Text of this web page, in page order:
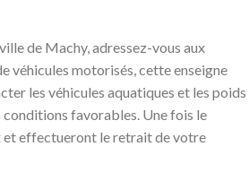
de Machy, adressez-vous aux
véhicules motorisés, cette enseigne
les véhicules aquatiques et les poids
conditions favorables. Une fois le
et effectueront le retrait de votre